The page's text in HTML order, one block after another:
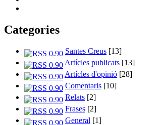
Categories
Santes Creus [13]
Artícles publicats [13]
Artícles d'opinió [28]
Comentaris [10]
Relats [2]
Frases [2]
General [1]